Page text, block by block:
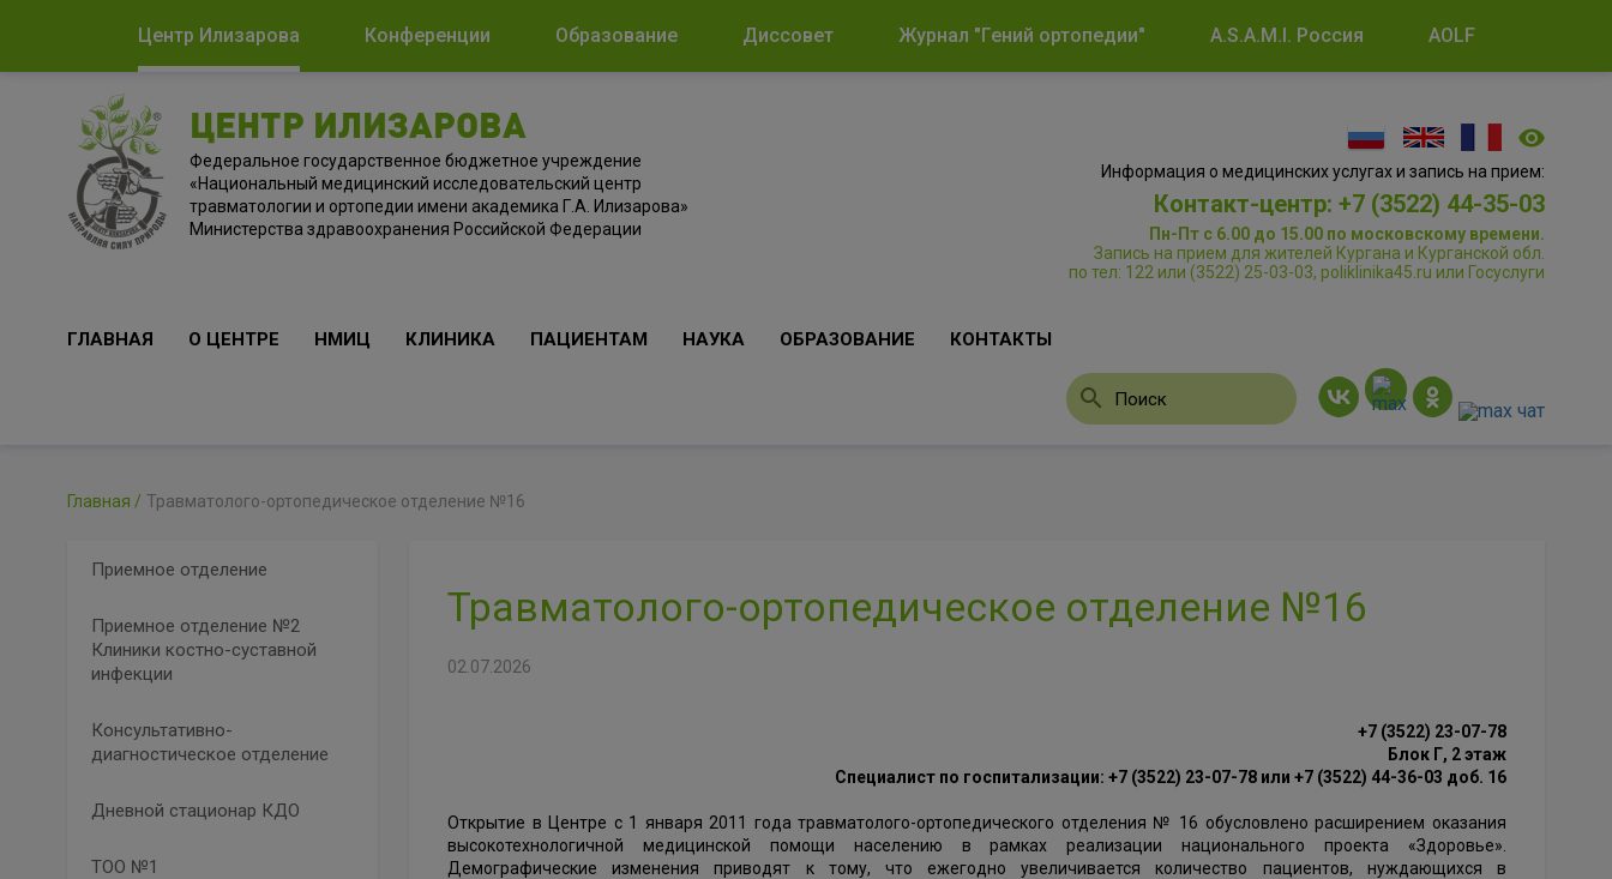
Центр Илизарова Конференции Образование Диссовет Журнал "Гений ортопедии" A.S.A.M.I. Россия AOLF
ЦЕНТР ИЛИЗАРОВА
Федеральное государственное бюджетное учреждение
«Национальный медицинский исследовательский центр
травматологии и ортопедии имени академика Г.А. Илизарова»
Министерства здравоохранения Российской Федерации
Информация о медицинских услугах и запись на прием:
Контакт-центр: +7 (3522) 44-35-03
Пн-Пт с 6.00 до 15.00 по московскому времени.
Запись на прием для жителей Кургана и Курганской обл.
по тел: 122 или (3522) 25-03-03, poliklinika45.ru или Госуслуги
ГЛАВНАЯ О ЦЕНТРЕ НМИЦ КЛИНИКА ПАЦИЕНТАМ НАУКА ОБРАЗОВАНИЕ КОНТАКТЫ
Главная Травматолого-ортопедическое отделение №16
Приемное отделение
Приемное отделение №2
Клиники костно-суставной
инфекции
Консультативно-
диагностическое отделение
Дневной стационар КДО
ТОО №1
Травматолого-ортопедическое отделение №16
02.07.2026
+7 (3522) 23-07-78
Блок Г, 2 этаж
Специалист по госпитализации: +7 (3522) 23-07-78 или +7 (3522) 44-36-03 доб. 16
Открытие в Центре с 1 января 2011 года травматолого-ортопедического отделения № 16 обусловлено расширением оказания
высокотехнологичной медицинской помощи населению в рамках реализации национального проекта «Здоровье».
Демографические изменения приводят к тому, что ежегодно увеличивается количество пациентов, нуждающихся в